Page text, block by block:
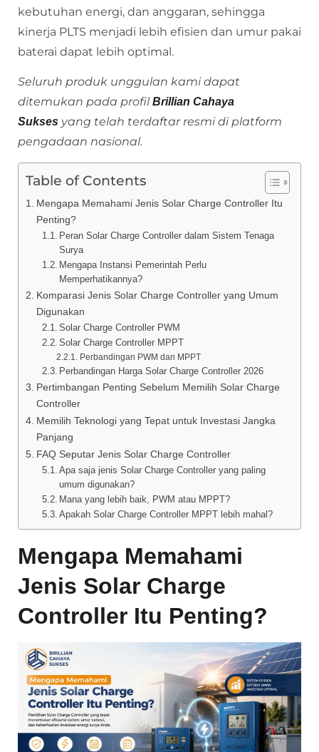
kebutuhan energi, dan anggaran, sehingga
kinerja PLTS menjadi lebih efisien dan umur pakai
baterai dapat lebih optimal.
Seluruh produk unggulan kami dapat
ditemukan pada profilBrillian Cahaya
Sukses yang telah terdaftar resmi di platform
pengadaan nasional.
Table of Contents
Mengapa Memahami Jenis Solar Charge Controller Itu
Penting?
Peran Solar Charge Controller dalam Sistem Tenaga
Surya
Mengapa Instansi Pemerintah Perlu
Memperhatikannya?
Komparasi Jenis Solar Charge Controller yang Umum
Digunakan
Solar Charge Controller PWM
Solar Charge Controller MPPT
Perbandingan PWM dan MPPT
Perbandingan Harga Solar Charge Controller 2026
Pertimbangan Penting Sebelum Memilih Solar Charge
Controller
Memilih Teknologi yang Tepat untuk Investasi Jangka
Panjang
FAQ Seputar Jenis Solar Charge Controller
Apa saja jenis Solar Charge Controller yang paling
umum digunakan?
Mana yang lebih baik, PWM atau MPPT?
Apakah Solar Charge Controller MPPT lebih mahal?
Mengapa Memahami
Jenis Solar Charge
Controller Itu Penting?